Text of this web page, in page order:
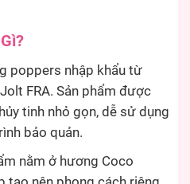
poppers nhập khẩu từ
FRA. Sản phẩm được
tinh nhỏ gọn, dễ sử dụng
bảo quản.
nằm ở hương Coco